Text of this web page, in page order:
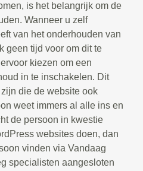
is het belangrijk om de
Wanneer u zelf
van het onderhouden van
geen tijd voor om dit te
kiezen om een
in te inschakelen. Dit
die de website ook
weet immers al alle ins en
de persoon in kwestie
websites doen, dan
vinden via Vandaag
specialisten aangesloten